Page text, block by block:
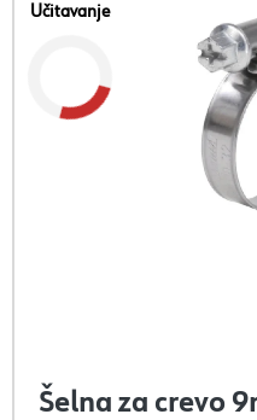
Učitavanje
Šelna za crevo